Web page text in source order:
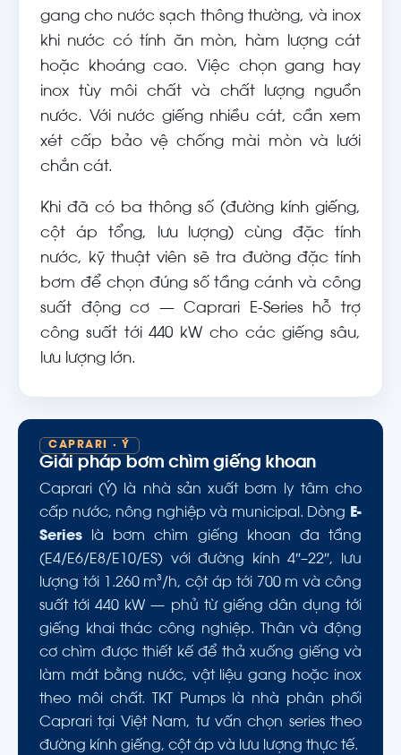
gang cho nước sạch thông thường, và inox
khi nước có tính ăn mòn, hàm lượng cát
hoặc khoáng cao. Việc chọn gang hay
inox tùy môi chất và chất lượng nguồn
nước. Với nước giếng nhiều cát, cần xem
xét cấp bảo vệ chống mài mòn và lưới
chắn cát.
Khi đã có ba thông số (đường kính giếng,
cột áp tổng, lưu lượng) cùng đặc tính
nước, kỹ thuật viên sẽ tra đường đặc tính
bơm để chọn đúng số tầng cánh và công
suất động cơ — Caprari E-Series hỗ trợ
công suất tới 440 kW cho các giếng sâu,
lưu lượng lớn.
CAPRARI · Ý
Giải pháp bơm chìm giếng khoan
Caprari (Ý) là nhà sản xuất bơm ly tâm cho
cấp nước, nông nghiệp và municipal. Dòng E-
Series là bơm chìm giếng khoan đa tầng
(E4/E6/E8/E10/ES) với đường kính 4″–22″, lưu
lượng tới 1.260 m³/h, cột áp tới 700 m và công
suất tới 440 kW — phủ từ giếng dân dụng tới
giếng khai thác công nghiệp. Thân và động
cơ chìm được thiết kế để thả xuống giếng và
làm mát bằng nước, vật liệu gang hoặc inox
theo môi chất. TKT Pumps là nhà phân phối
Caprari tại Việt Nam, tư vấn chọn series theo
đường kính giếng, cột áp và lưu lượng thực tế.